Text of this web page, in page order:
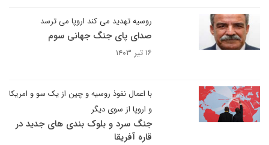
روسیه تهدید می کند اروپا می ترسد
صدای پای جنگ جهانی سوم
۱۶ تیر ۱۴۰۳
با اعمال نفوذ روسیه و چین از یک سو و امریکا
و اروپا از سوی دیگر
جنگ سرد و بلوک بندی های جدید در
قاره آفریقا